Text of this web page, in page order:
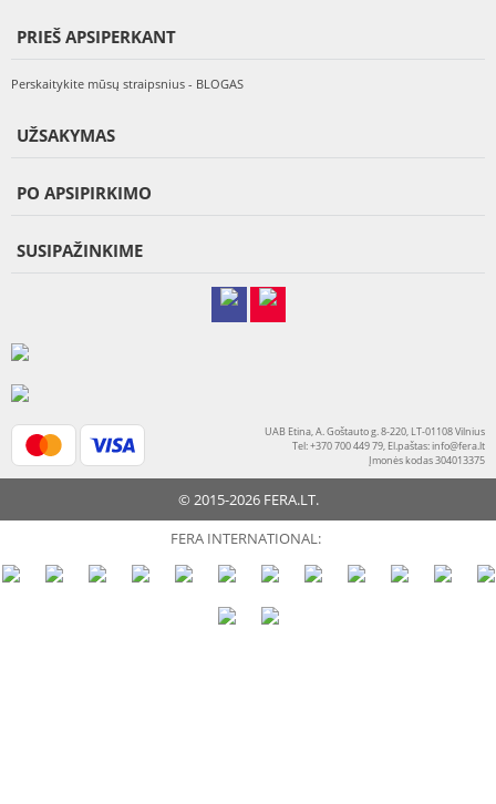
PRIEŠ APSIPERKANT
Perskaitykite mūsų straipsnius - BLOGAS
UŽSAKYMAS
PO APSIPIRKIMO
SUSIPAŽINKIME
UAB Etina, A. Goštauto g. 8-220, LT-01108 Vilnius
Tel: +370 700 449 79, El.paštas:info@fera.lt
Įmonės kodas 304013375
© 2015-2026 FERA.LT.
FERA INTERNATIONAL: